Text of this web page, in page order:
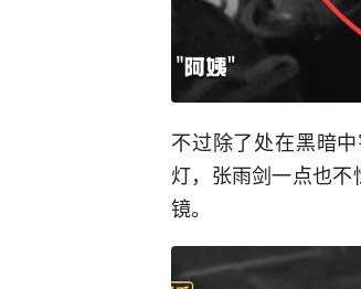
不过除了处在黑暗
灯，张雨剑一点也
镜。